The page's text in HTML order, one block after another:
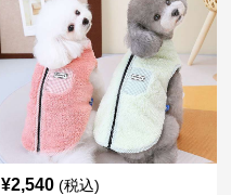
¥2,540 (税込)